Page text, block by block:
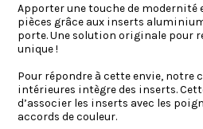
Apporter une touche de modernité
pièces grâce aux inserts
porte. Une solution originale pour
unique !
Pour répondre à cette envie, notre
intérieures intègre des inserts.
d’associer les inserts avec les
accords de couleur.